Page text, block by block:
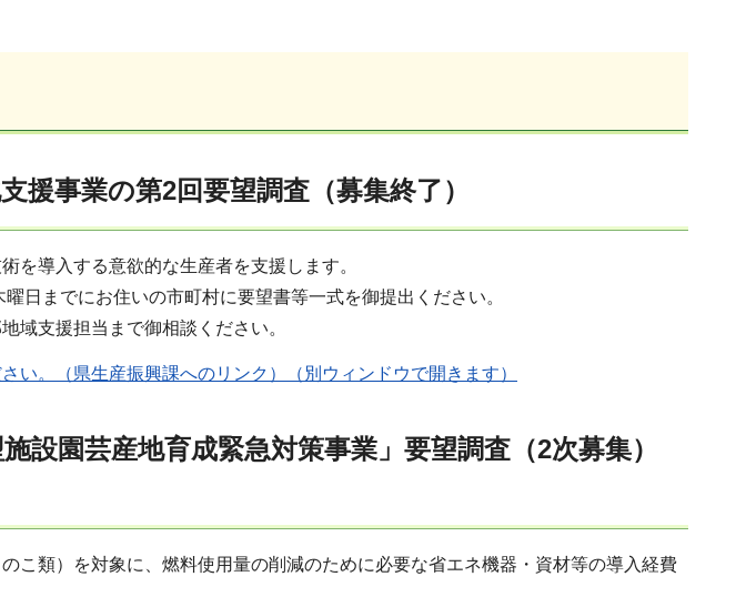
援事業の第2回要望調査（募集終了）
を導入する意欲的な生産者を支援します。
日までにお住いの市町村に要望書等一式を御提出ください。
域支援担当まで御相談ください。
い。（県生産振興課へのリンク）（別ウィンドウで開きます）
設園芸産地育成緊急対策事業」要望調査（2次募集）
こ類）を対象に、燃料使用量の削減のために必要な省エネ機器・資材等の導入経費